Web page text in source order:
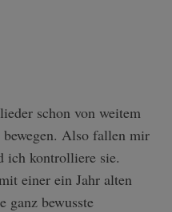
schon von weitem
Also fallen mir
ich kontrolliere sie.
einer ein Jahr alten
ganz bewusste